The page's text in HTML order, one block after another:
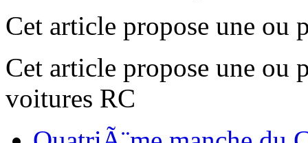
Cet article propose une ou
Cet article propose une ou
voitures RC